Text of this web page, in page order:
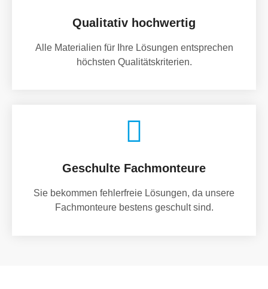
Qualitativ hochwertig
Alle Materialien für Ihre Lösungen entsprechen
höchsten Qualitätskriterien.
Geschulte Fachmonteure
Sie bekommen fehlerfreie Lösungen, da unsere
Fachmonteure bestens geschult sind.